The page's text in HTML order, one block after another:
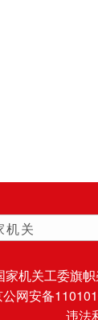
机关
家机关工委旗
公网安备
违法